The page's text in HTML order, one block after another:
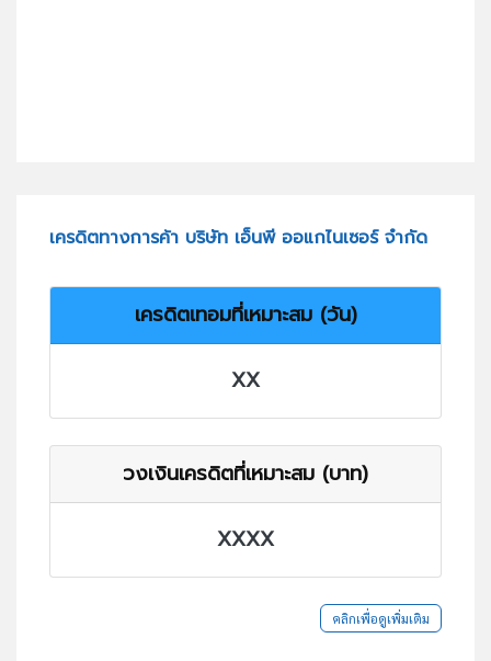
เครดิตทางการค้า บริษัท เอ็นพี ออแกไนเซอร์ จำกัด
เครดิตเทอมที่เหมาะสม (วัน)
XX
วงเงินเครดิตที่เหมาะสม (บาท)
XXXX
คลิกเพื่อดูเพิ่มเติม